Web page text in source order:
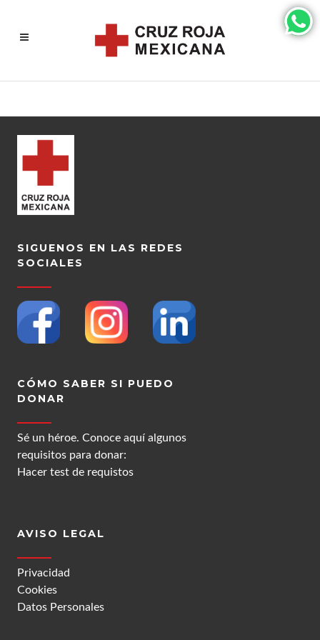
SIGUENOS EN LAS REDES
SOCIALES
CÓMO SABER SI PUEDO
DONAR
Sé un héroe. Conoce aquí algunos
requisitos para donar:
Hacer test de requistos
AVISO LEGAL
Privacidad
Cookies
Datos Personales